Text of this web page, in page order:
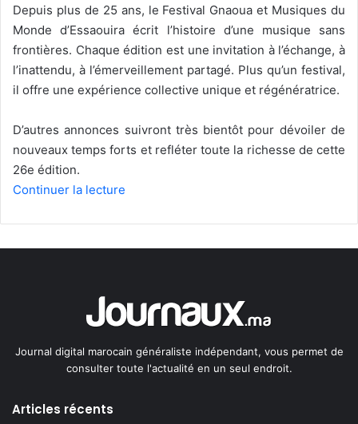
Depuis plus de 25 ans, le Festival Gnaoua et Musiques du
Monde d’Essaouira écrit l’histoire d’une musique sans
frontières. Chaque édition est une invitation à l’échange, à
l’inattendu, à l’émerveillement partagé. Plus qu’un festival,
il offre une expérience collective unique et régénératrice.
D’autres annonces suivront très bientôt pour dévoiler de
nouveaux temps forts et refléter toute la richesse de cette
26e édition.
Continuer la lecture
Journal digital marocain généraliste indépendant, vous permet de
consulter toute l'actualité en un seul endroit.
Articles récents